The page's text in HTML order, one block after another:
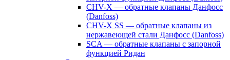
CHV-X — обратные клапаны Данфосс
(Danfoss)
CHV-X SS — обратные клапаны из
нержавеющей стали Данфосс (Danfoss)
SCA — обратные клапаны с запорной
функцией Ридан